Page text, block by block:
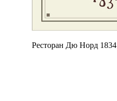
Ресторан Дю Норд 1834